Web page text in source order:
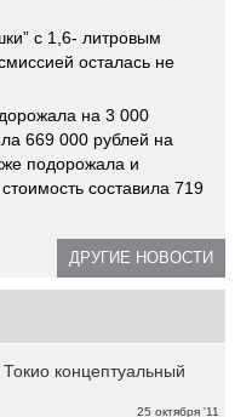
с 1,6- литровым
осталась не
на 3 000
669 000 рублей на
подорожала и
составила 719
ДРУГИЕ НОВОСТИ
25 октября '11
концептуальный